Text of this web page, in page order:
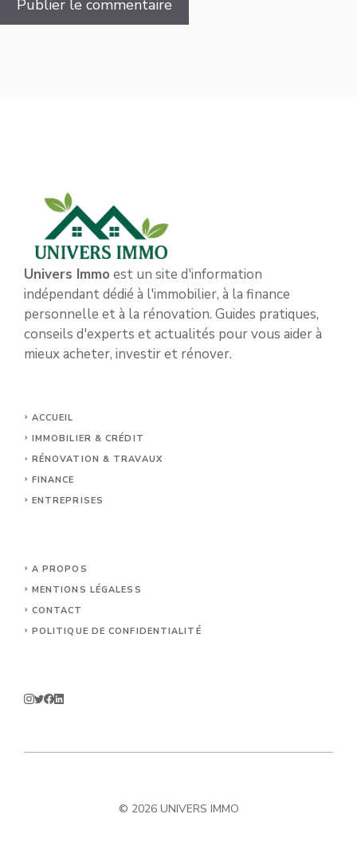
Univers Immo est un site d'information
indépendant dédié à l'immobilier, à la finance
personnelle et à la rénovation. Guides pratiques,
conseils d'experts et actualités pour vous aider à
mieux acheter, investir et rénover.
ACCUEIL
IMMOBILIER & CRÉDIT
RÉNOVATION & TRAVAUX
FINANCE
ENTREPRISES
A PROPOS
MENTIONS LÉGALES S
CONTACT
POLITIQUE DE CONFIDENTIALITÉ
© 2026 UNIVERS IMMO